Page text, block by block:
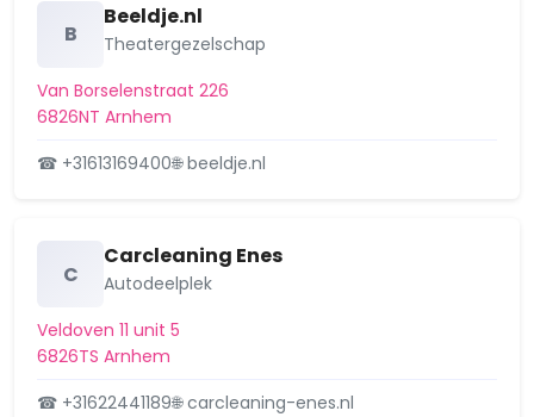
Presikhaaf-Oost
Rijkerswoerd
Schaarsbergen
Spijkerkwartier
St. Marten/Sonsbeek
B
Beeldje.nl
Theatergezelschap
Van Borselenstraat 226
6826NT Arnhem
☎ +31613169400🌐 beeldje.nl
C
Carcleaning Enes
Autodeelplek
Veldoven 11 unit 5
6826TS Arnhem
☎ +31622441189🌐 carcleaning-enes.nl